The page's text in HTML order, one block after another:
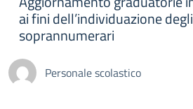
ai fini dell’individuazione
soprannumerari
Personale scolastico